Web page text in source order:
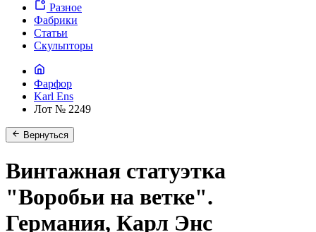
Разное
Фабрики
Статьи
Скульпторы
Фарфор
Karl Ens
Лот № 2249
Вернуться
Винтажная статуэтка
"Воробьи на ветке".
Германия, Карл Энс